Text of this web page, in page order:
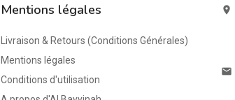
Mentions légales
Livraison & Retours (Conditions Générales)
Mentions légales
Conditions d'utilisation

